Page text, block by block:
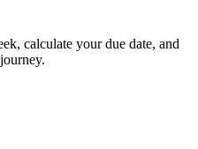
calculate your due date, and